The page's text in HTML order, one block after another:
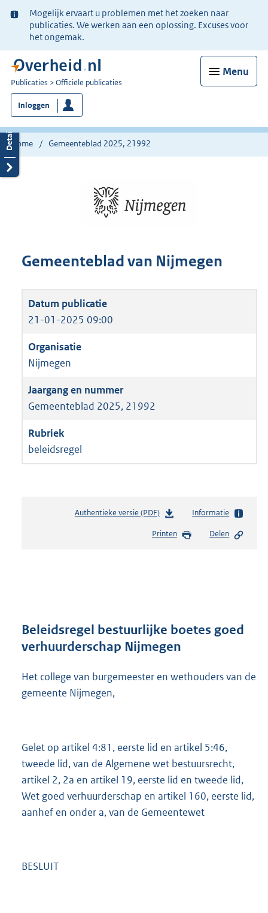
Ter
informatie:
Mogelijk ervaart u problemen met het zoeken naar
publicaties. We werken aan een oplossing. Excuses voor
het ongemak.
Menu
U
bent
nu
hier:
Publicaties Officiële publicaties
Inloggen
Home Gemeenteblad 2025, 21992
Gemeenteblad van Nijmegen
21-01-2025 09:00
Nijmegen
Gemeenteblad 2025, 21992
beleidsregel
Authentieke versie (PDF)b
s
r
o
t
M
b
Informatie
Printen Delen
Beleidsregel bestuurlijke boetes goed
verhuurderschap Nijmegen
Het college van burgemeester en wethouders van de
gemeente Nijmegen,
Gelet op artikel 4:81, eerste lid en artikel 5:46,
tweede lid, van de Algemene wet bestuursrecht,
artikel 2, 2a en artikel 19, eerste lid en tweede lid,
Wet goed verhuurderschap en artikel 160, eerste lid,
aanhef en onder a, van de Gemeentewet
BESLUIT